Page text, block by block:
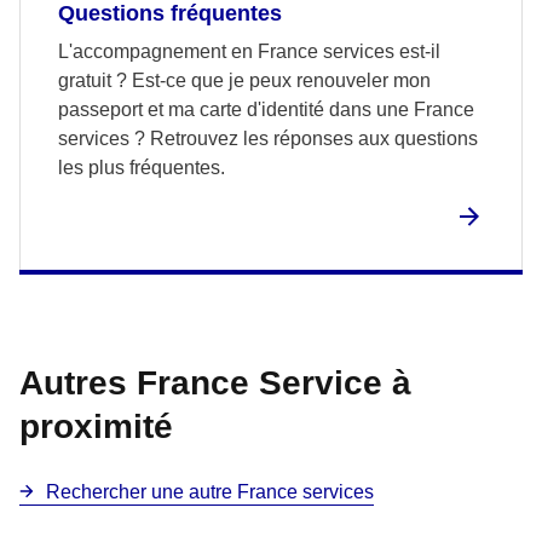
Questions fréquentes
L'accompagnement en France services est-il
gratuit ? Est-ce que je peux renouveler mon
passeport et ma carte d'identité dans une France
services ? Retrouvez les réponses aux questions
les plus fréquentes.
Autres France Service à
proximité
Rechercher une autre France services